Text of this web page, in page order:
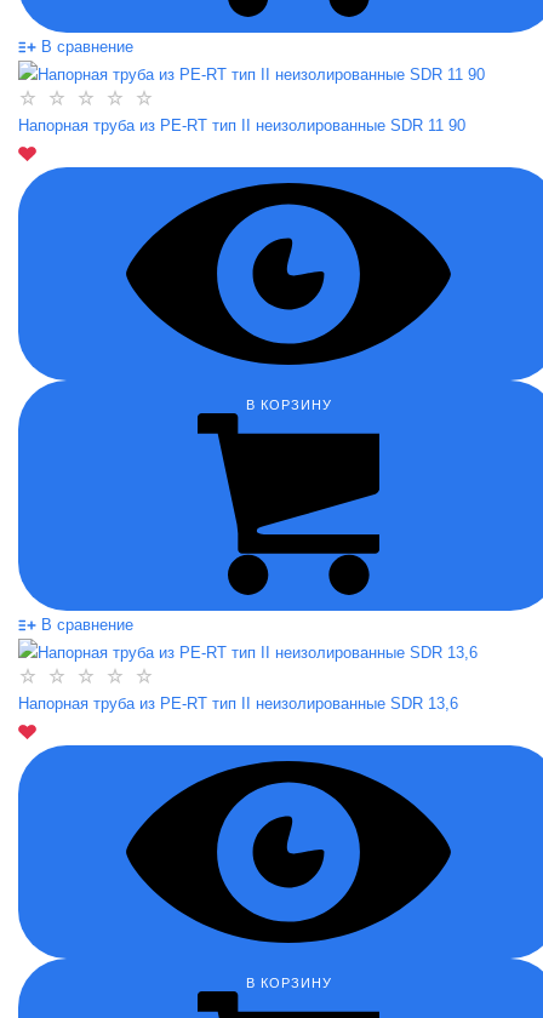
В сравнение
Напорная труба из PE-RT тип II неизолированные SDR 11 90
В КОРЗИНУ
В сравнение
Напорная труба из PE-RT тип II неизолированные SDR 13,6
В КОРЗИНУ